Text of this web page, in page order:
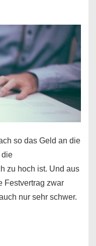
so das Geld an die
die
zu hoch ist. Und aus
Festvertrag zwar
nur sehr schwer.